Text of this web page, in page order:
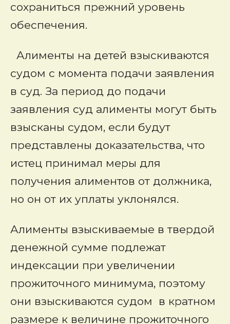
сохраниться прежний уровень
обеспечения.
Алименты на детей взыскиваются
судом с момента подачи заявления
в суд. За период до подачи
заявления суд алименты могут быть
взысканы судом, если будут
представлены доказательства, что
истец принимал меры для
получения алиментов от должника,
но он от их уплаты уклонялся.
Алименты взыскиваемые в твердой
денежной сумме подлежат
индексации при увеличении
прожиточного минимума, поэтому
они взыскиваются судом в кратном
размере к величине прожиточного